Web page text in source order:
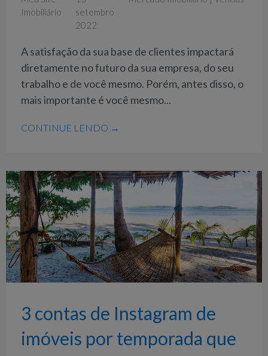
Imobiliário
setembro
2022
A satisfação da sua base de clientes impactará
diretamente no futuro da sua empresa, do seu
trabalho e de você mesmo. Porém, antes disso, o
mais importante é você mesmo...
CONTINUE LENDO →
3 contas de Instagram de
imóveis por temporada que